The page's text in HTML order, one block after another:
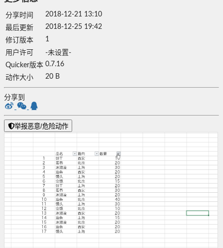
分享时间
2018-12-21 13:10
最后更新
2018-12-25 19:42
修订版本
1
用户许可
-未设置-
Quicker版本 0.7.16
动作大小
20 B
分享到
举报恶意/危险动作